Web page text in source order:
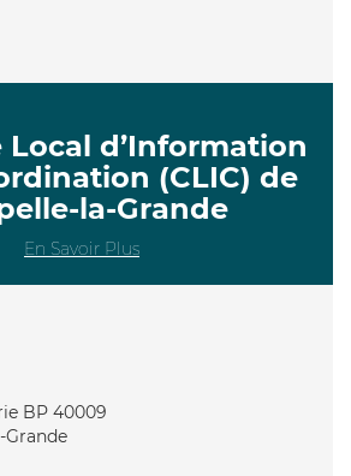
Local d’Information
(CLIC) de
la-Grande
En Savoir Plus
BP 40009
Grande